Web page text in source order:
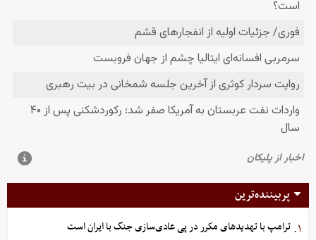
پربیننده‌ترین
۱. ترامپ با تهدیدهای مکرر در پی عادی‌سازی جنگ با ایران است